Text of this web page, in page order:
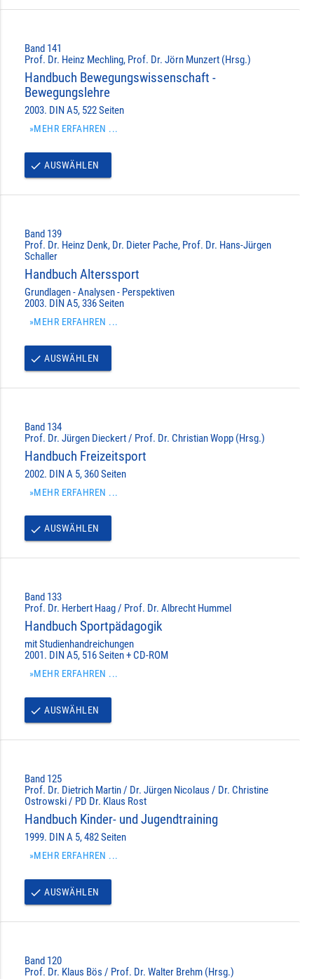
Band 141
Prof. Dr. Heinz Mechling, Prof. Dr. Jörn Munzert (Hrsg.)
Handbuch Bewegungswissenschaft -
Bewegungslehre
2003. DIN A5, 522 Seiten
»MEHR ERFAHREN ...
done AUSWÄHLEN
Band 139
Prof. Dr. Heinz Denk, Dr. Dieter Pache, Prof. Dr. Hans-Jürgen
Schaller
Handbuch Alterssport
Grundlagen - Analysen - Perspektiven
2003. DIN A5, 336 Seiten
»MEHR ERFAHREN ...
done AUSWÄHLEN
Band 134
Prof. Dr. Jürgen Dieckert / Prof. Dr. Christian Wopp (Hrsg.)
Handbuch Freizeitsport
2002. DIN A 5, 360 Seiten
»MEHR ERFAHREN ...
done AUSWÄHLEN
Band 133
Prof. Dr. Herbert Haag / Prof. Dr. Albrecht Hummel
Handbuch Sportpädagogik
mit Studienhandreichungen
2001. DIN A5, 516 Seiten + CD-ROM
»MEHR ERFAHREN ...
done AUSWÄHLEN
Band 125
Prof. Dr. Dietrich Martin / Dr. Jürgen Nicolaus / Dr. Christine
Ostrowski / PD Dr. Klaus Rost
Handbuch Kinder- und Jugendtraining
1999. DIN A 5, 482 Seiten
»MEHR ERFAHREN ...
done AUSWÄHLEN
Band 120
Prof. Dr. Klaus Bös / Prof. Dr. Walter Brehm (Hrsg.)